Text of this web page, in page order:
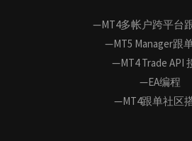
—MT4多帐户跨平台
—MT5 Manager跟
—MT4 Trade API
—EA编程
—MT4跟单社区